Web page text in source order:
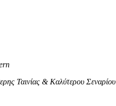
Ταινίας & Καλύτερου Σεναρίου